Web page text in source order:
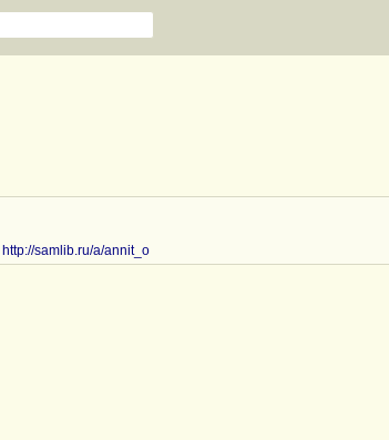
http://samlib.ru/a/annit_o